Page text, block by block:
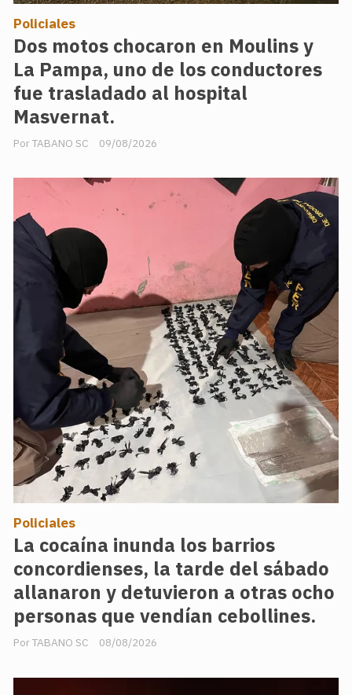
Dos motos chocaron en Moulins y
La Pampa, uno de los conductores
fue trasladado al hospital
Masvernat.
TABANO SC
Policiales
09/08/2026
La cocaína inunda los barrios
concordienses, la tarde del sábado
allanaron y detuvieron a otras ocho
personas que vendían cebollines.
TABANO SC
Policiales
08/08/2026